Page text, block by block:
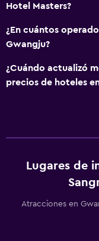
Hotel Masters?
¿En cuántos
Gwangju?
¿Cuándo actualizó
precios de hoteles
Lugares de
Atracciones en